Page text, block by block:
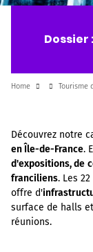
Home Tourisme
Découvrez notre
en Île-de-France.
d'expositions, de
franciliens. Les
offre d'
surface de halls
réunions.